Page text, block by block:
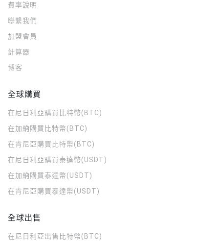
費率說明
聯繫我們
加盟會員
計算器
博客
全球購買
在尼日利亞購買比特幣(BTC)
在加納購買比特幣(BTC)
在肯尼亞購買比特幣(BTC)
在尼日利亞購買泰達幣(USDT)
在加納購買泰達幣(USDT)
在肯尼亞購買泰達幣(USDT)
全球出售
在尼日利亞出售比特幣(BTC)